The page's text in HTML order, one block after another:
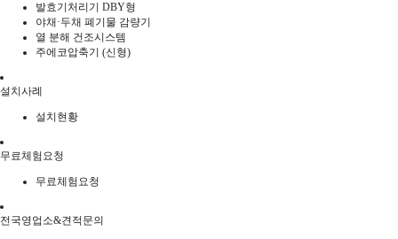
발효기처리기 DBY형
야채·두채 폐기물 감량기
열 분해 건조시스템
주에코압축기 (신형)
설치사례
설치현황
무료체험요청
무료체험요청
전국영업소&견적문의